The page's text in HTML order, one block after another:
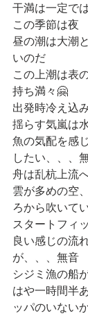
干満は一定で
この季節は夜
昼の潮は大潮
いのだ
この上潮は表
持ち満々🤗
出発時冷え込
揺らす気嵐は
魚の気配を感
したい、、、
舟は乱杭上流
雲が多めの空
ろから吹いて
スタートフィ
良い感じの流
が、、、無音
シジミ漁の船
はや一時間半
ッパのいない